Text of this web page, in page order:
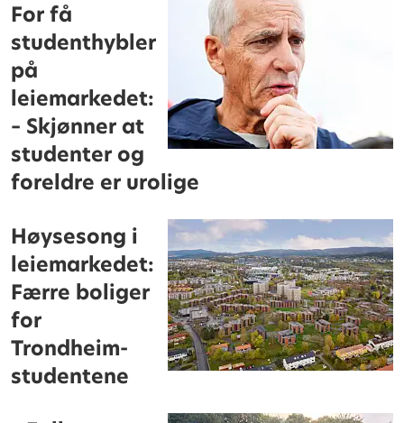
For få
studenthybler
på
leiemarkedet:
– Skjønner at
studenter og
foreldre er urolige
Høysesong i
leiemarkedet:
Færre boliger
for
Trondheim-
studentene